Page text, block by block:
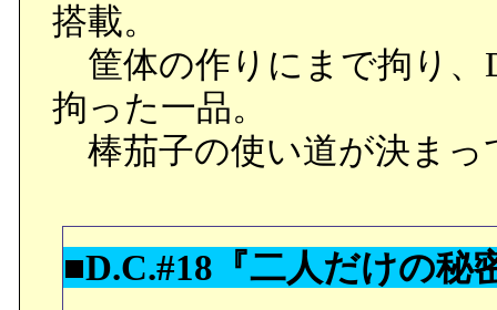
搭載。
筐体の作りにまで拘り、
拘った一品。
棒茄子の使い道が決ま
■D.C.#18『二人だけの秘